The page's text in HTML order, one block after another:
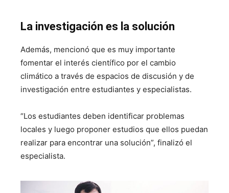
La investigación es la solución
Además, mencionó que es muy importante
fomentar el interés científico por el cambio
climático a través de espacios de discusión y de
investigación entre estudiantes y especialistas.
“Los estudiantes deben identificar problemas
locales y luego proponer estudios que ellos puedan
realizar para encontrar una solución”, finalizó el
especialista.